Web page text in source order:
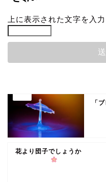
上に表示された文字を入
「
花より団子でしょうか